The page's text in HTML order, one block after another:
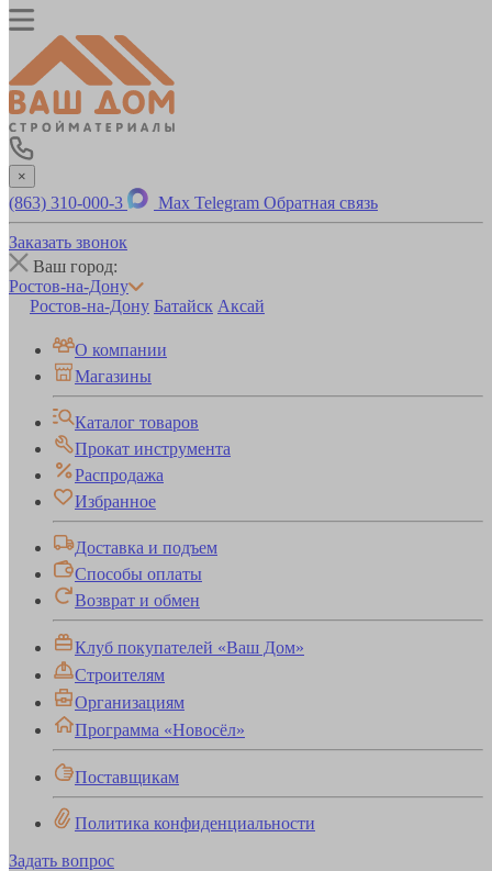
×
(863) 310-000-3 Max Telegram Обратная связь
Заказать звонок
Ваш город:
Ростов-на-Дону
Ростов-на-Дону Батайск Аксай
О компании
Магазины
Каталог товаров
Прокат инструмента
Распродажа
Избранное
Доставка и подъем
Способы оплаты
Возврат и обмен
Клуб покупателей «Ваш Дом»
Строителям
Организациям
Программа «Новосёл»
Поставщикам
Политика конфиденциальности
Задать вопрос